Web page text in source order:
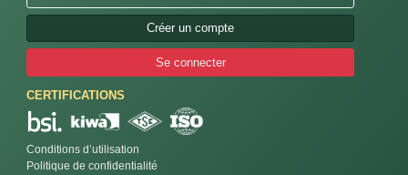
Créer un compte
Se connecter
CERTIFICATIONS
Conditions d’utilisation
Politique de confidentialité